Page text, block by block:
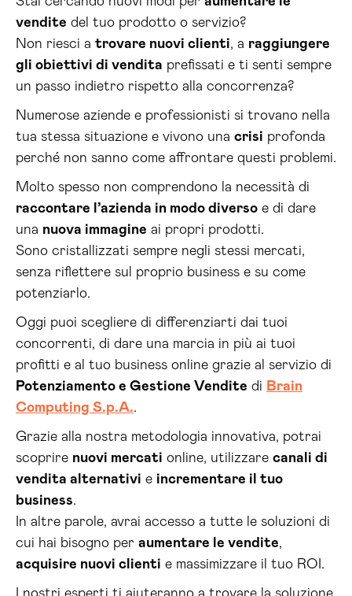
vendite del tuo prodotto o servizio?
Non riesci a trovare nuovi clienti, a raggiungere
gli obiettivi di vendita prefissati e ti senti sempre
un passo indietro rispetto alla concorrenza?
Numerose aziende e professionisti si trovano nella
tua stessa situazione e vivono una crisi profonda
perché non sanno come affrontare questi problemi.
Molto spesso non comprendono la necessità di
raccontare l’azienda in modo diverso e di dare
una nuova immagine ai propri prodotti.
Sono cristallizzati sempre negli stessi mercati,
senza riflettere sul proprio business e su come
potenziarlo.
Oggi puoi scegliere di differenziarti dai tuoi
concorrenti, di dare una marcia in più ai tuoi
profitti e al tuo business online grazie al servizio di
Potenziamento e Gestione Vendite di Brain
Computing S.p.A..
Grazie alla nostra metodologia innovativa, potrai
scoprire nuovi mercati online, utilizzare canali di
vendita alternativi e incrementare il tuo
business.
In altre parole, avrai accesso a tutte le soluzioni di
cui hai bisogno per aumentare le vendite,
acquisire nuovi clienti e massimizzare il tuo ROI.